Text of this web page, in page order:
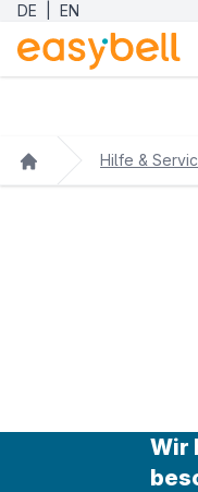
Zum Hauptinhalt springen
DE EN
Hilfe &
Wir